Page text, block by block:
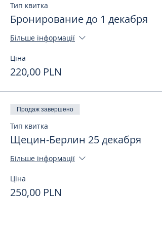
Тип квитка
Бронирование до 1 декабря
Більше інформації
Ціна
220,00 PLN
Продаж завершено
Тип квитка
Щецин-Берлин 25 декабря
Більше інформації
Ціна
250,00 PLN